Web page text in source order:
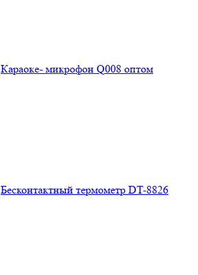
Караоке- микрофон Q008 оптом
Бесконтактный термометр DT-8826